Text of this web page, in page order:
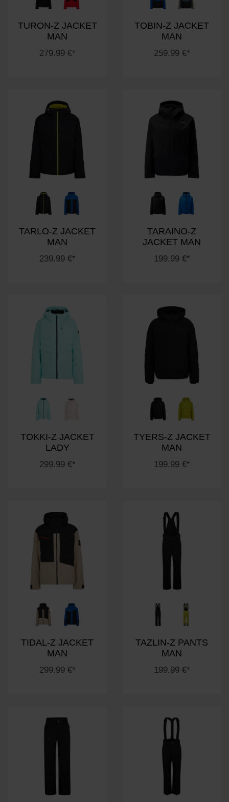
TURON-Z JACKET
MAN
279.99 €*
TOBIN-Z JACKET
MAN
259.99 €*
TARLO-Z JACKET
MAN
239.99 €*
TARAINO-Z
JACKET MAN
199.99 €*
TOKKI-Z JACKET
LADY
299.99 €*
TYERS-Z JACKET
MAN
199.99 €*
TIDAL-Z JACKET
MAN
299.99 €*
TAZLIN-Z PANTS
MAN
199.99 €*